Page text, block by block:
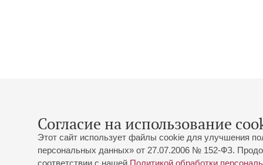
Согласие на использование
Этот сайт использует файлы cookie для улучшения
персональных данных» от 27.07.2006 № 152-ФЗ.
соответствии с нашей Политикой обработки